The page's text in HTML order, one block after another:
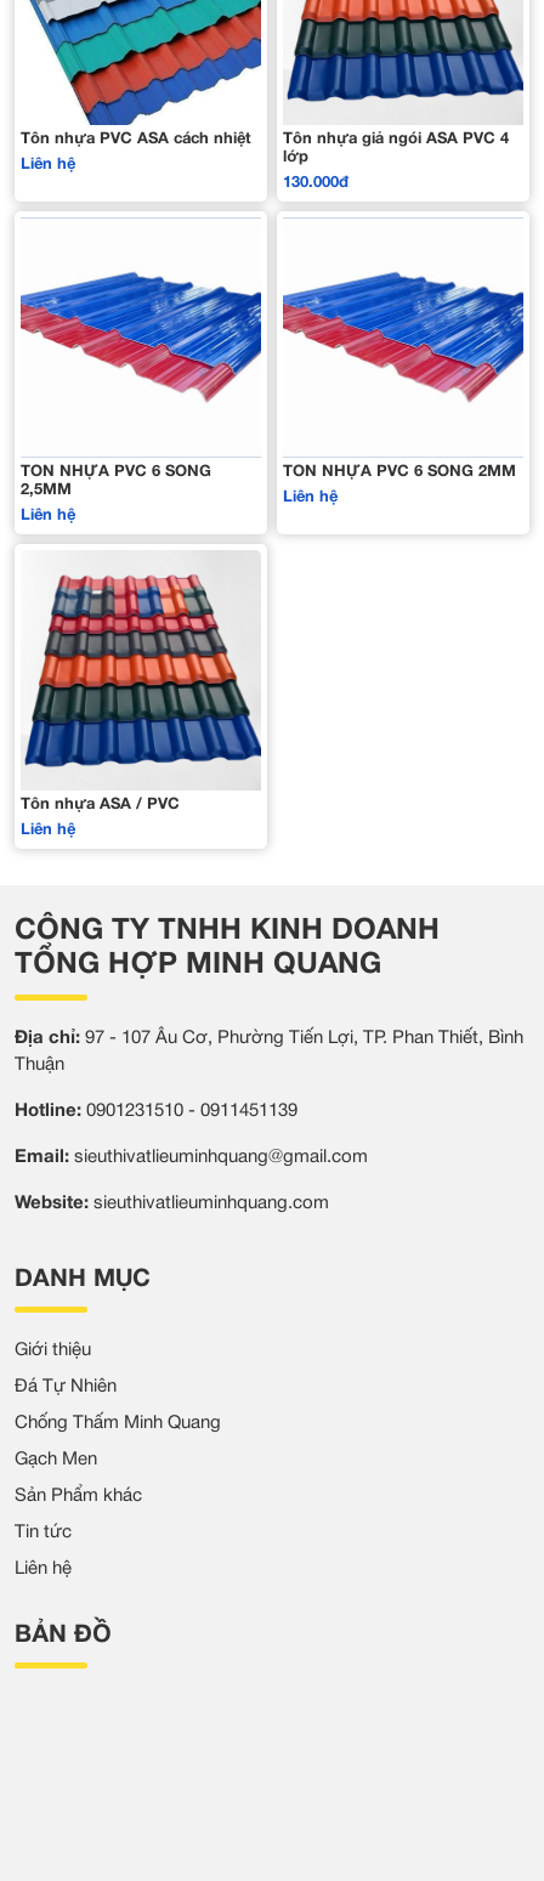
Tôn nhựa PVC ASA cách nhiệt
Liên hệ
Tôn nhựa giả ngói ASA PVC 4
lớp
130.000đ
TÔN NHỰA PVC 6 SÓNG
2,5MM
Liên hệ
TÔN NHỰA PVC 6 SÓNG 2MM
Liên hệ
Tôn nhựa ASA / PVC
Liên hệ
CÔNG TY TNHH KINH DOANH
TỔNG HỢP MINH QUANG
Địa chỉ: 97 - 107 Âu Cơ, Phường Tiến Lợi, TP. Phan Thiết, Bình
Thuận
Hotline: 0901231510 - 0911451139
Email: sieuthivatlieuminhquang@gmail.com
Website: sieuthivatlieuminhquang.com
DANH MỤC
Giới thiệu
Đá Tự Nhiên
Chống Thấm Minh Quang
Gạch Men
Sản Phẩm khác
Tin tức
Liên hệ
BẢN ĐỒ